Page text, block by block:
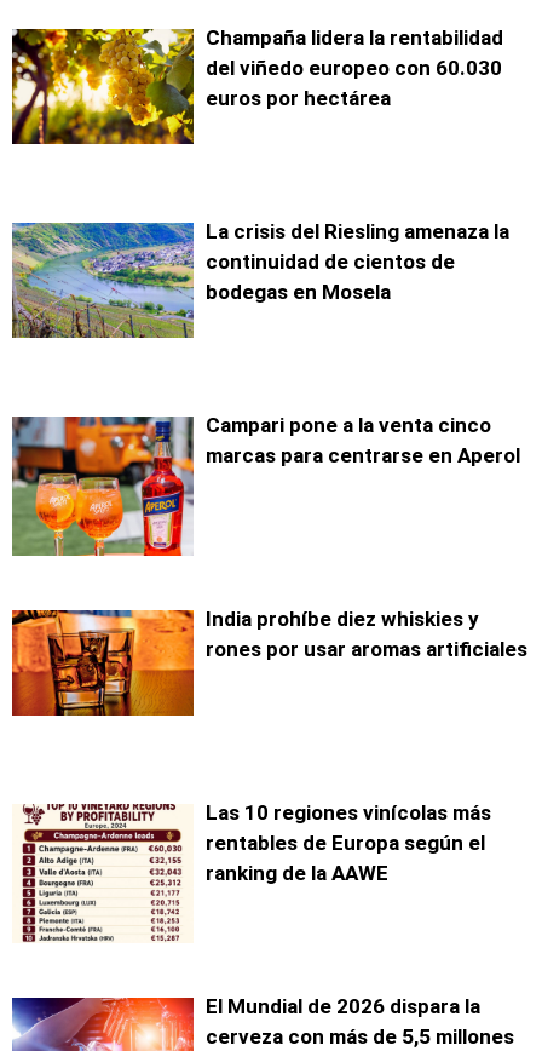
Champaña lidera la rentabilidad
del viñedo europeo con 60.030
euros por hectárea
La crisis del Riesling amenaza la
continuidad de cientos de
bodegas en Mosela
Campari pone a la venta cinco
marcas para centrarse en Aperol
India prohíbe diez whiskies y
rones por usar aromas artificiales
Las 10 regiones vinícolas más
rentables de Europa según el
ranking de la AAWE
El Mundial de 2026 dispara la
cerveza con más de 5,5 millones